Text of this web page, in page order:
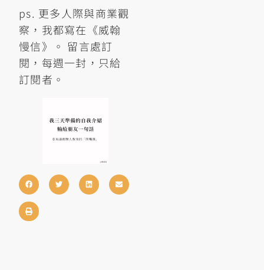
ps. 更多人際與商業觀
察，我都寫在《威翰
慢信》。 留言處訂
閱，每週一封，只給
訂閱者。